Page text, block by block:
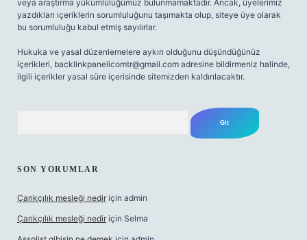
veya araştırma yükümlülüğümüz bulunmamaktadır. Ancak, üyelerimiz
yazdıkları içeriklerin sorumluluğunu taşımakta olup, siteye üye olarak
bu sorumluluğu kabul etmiş sayılırlar.
Hukuka ve yasal düzenlemelere aykırı olduğunu düşündüğünüz
içerikleri, backlinkpanelicomtr@gmail.com adresine bildirmeniz halinde,
ilgili içerikler yasal süre içerisinde sitemizden kaldırılacaktır.
SON YORUMLAR
Çarıkçılık mesleği nedir için admin
Çarıkçılık mesleği nedir için Selma